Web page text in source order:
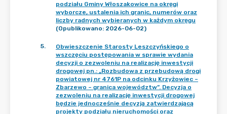
podziału Gminy Włoszakowice na okręgi
wyborcze, ustalenia ich granic, numerów oraz
liczby radnych wybieranych w każdym okręgu
(Opublikowano: 2026-06-02)
5.
Obwieszczenie Starosty Leszczyńskiego o
wszczęciu postępowania w sprawie wydania
decyzji o zezwoleniu na realizację inwestycji
drogowej pn.: „Rozbudowa z przebudową drogi
powiatowej nr 4761P na odcinku Krzyżowiec –
Zbarzewo – granica województw”. Decyzja o
zezwoleniu na realizację inwestycji drogowej
będzie jednocześnie decyzją zatwierdzającą
projekty podziału nieruchomości oraz